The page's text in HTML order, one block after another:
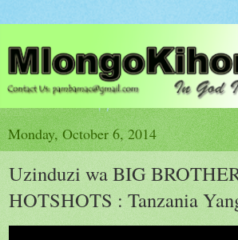
Monday, October 6, 2014
Uzinduzi wa BIG
HOTSHOTS : Tanzania